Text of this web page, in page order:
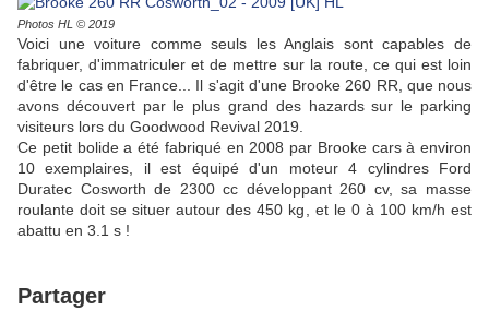
Photos HL © 2019
Voici une voiture comme seuls les Anglais sont capables de
fabriquer, d'immatriculer et de mettre sur la route, ce qui est loin
d'être le cas en France... Il s'agit d'une Brooke 260 RR, que nous
avons découvert par le plus grand des hazards sur le parking
visiteurs lors du Goodwood Revival 2019.
Ce petit bolide a été fabriqué en 2008 par Brooke cars à environ
10 exemplaires, il est équipé d'un moteur 4 cylindres Ford
Duratec Cosworth de 2300 cc développant 260 cv, sa masse
roulante doit se situer autour des 450 kg, et le 0 à 100 km/h est
abattu en 3.1 s !
Partager